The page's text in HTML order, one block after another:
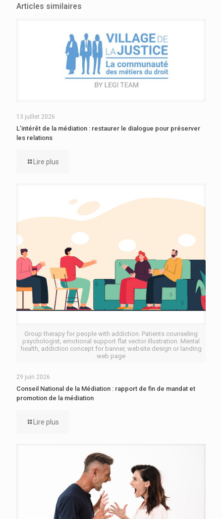
Articles similaires
13 juillet 2026
L’intérêt de la médiation : restaurer le dialogue pour préserver
les relations
Lire plus
Group therapy for people with addiction. Patients counseling
psychologist, emotional support flat vector illustration. Mental
health, addiction concept for banner, website design or landing
web page
29 juin 2026
Conseil National de la Médiation : rapport de fin de mandat et
promotion de la médiation
Lire plus